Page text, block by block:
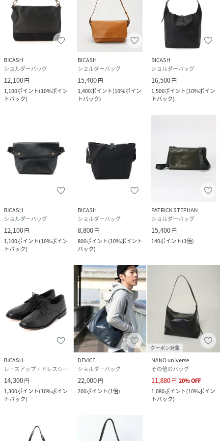
BICASH
ショルダーバッグ
12,100円
1,100ポイント(10%ポイン
トバック)
BICASH
ショルダーバッグ
15,400円
1,400ポイント(10%ポイン
トバック)
BICASH
ショルダーバッグ
16,500円
1,500ポイント(10%ポイン
トバック)
BICASH
ショルダーバッグ
12,100円
1,100ポイント(10%ポイン
トバック)
BICASH
ショルダーバッグ
8,800円
800ポイント(10%ポイント
バック)
PATRICK STEPHAN
ショルダーバッグ
15,400円
140ポイント(1倍)
BICASH
レースアップ・ドレスシューズ
14,300円
1,300ポイント(10%ポイン
トバック)
DEVICE
ショルダーバッグ
22,000円
200ポイント(1倍)
クーポン対象
NANO universe
その他のバッグ
11,880円 20%OFF
1,080ポイント(10%ポイン
トバック)